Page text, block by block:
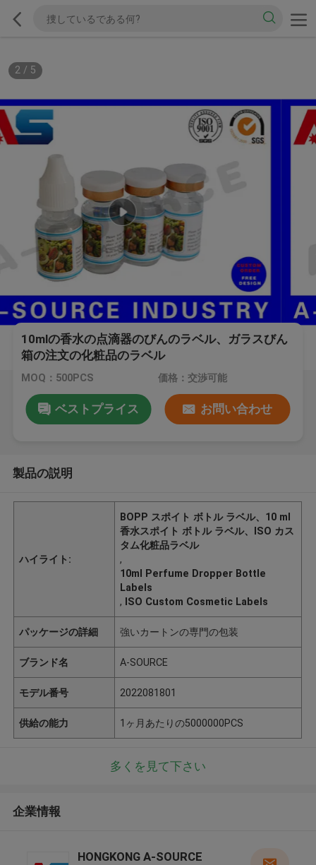
2/ 5
10mlの香水の点滴器のびんのラベル、ガラスびん
箱の注文の化粧品のラベル
MOQ：500PCS 価格：交渉可能
ベストプライス お問い合わせ
製品の説明
ハイライト:
BOPP スポイト ボトル ラベル、10 ml
香水スポイト ボトル ラベル、ISO カス
タム化粧品ラベル
,
10ml Perfume Dropper Bottle
Labels
, ISO Custom Cosmetic Labels
パッケージの詳細 強いカートンの専門の包装
ブランド名 A-SOURCE
モデル番号 2022081801
供給の能力 1ヶ月あたりの5000000PCS
多くを見て下さい
企業情報
HONGKONG A-SOURCE